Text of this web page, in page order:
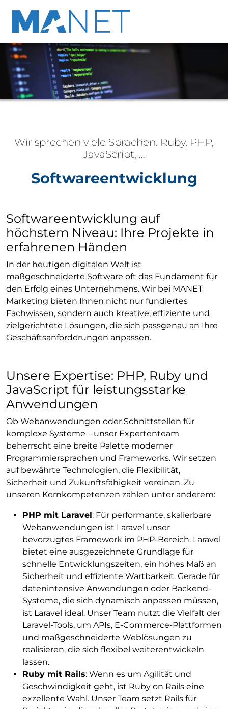
Bildslider, der automatisch bzw. durch Klick auf links/
Wir sprechen viele Sprachen: Ruby, PHP,
JavaScript, …
Softwareentwicklung
Softwareentwicklung auf
höchstem Niveau: Ihre Projekte in
erfahrenen Händen
In der heutigen digitalen Welt ist
maßgeschneiderte Software oft das Fundament für
den Erfolg eines Unternehmens. Wir bei MANET
Marketing bieten Ihnen nicht nur fundiertes
Fachwissen, sondern auch kreative, effiziente und
zielgerichtete Lösungen, die sich passgenau an Ihre
Geschäftsanforderungen anpassen.
Unsere Expertise: PHP, Ruby und
JavaScript für leistungsstarke
Anwendungen
Ob Webanwendungen oder Schnittstellen für
komplexe Systeme – unser Expertenteam
beherrscht eine breite Palette moderner
Programmiersprachen und Frameworks. Wir setzen
auf bewährte Technologien, die Flexibilität,
Sicherheit und Zukunftsfähigkeit vereinen. Zu
unseren Kernkompetenzen zählen unter anderem:
PHP mit Laravel: Für performante, skalierbare
Webanwendungen ist Laravel unser
bevorzugtes Framework im PHP-Bereich. Laravel
bietet eine ausgezeichnete Grundlage für
schnelle Entwicklungszeiten, ein hohes Maß an
Sicherheit und effiziente Wartbarkeit. Gerade für
datenintensive Anwendungen oder Backend-
Systeme, die sich dynamisch anpassen müssen,
ist Laravel ideal. Unser Team nutzt die Vielfalt der
Laravel-Tools, um APIs, E-Commerce-Plattformen
und maßgeschneiderte Weblösungen zu
realisieren, die sich flexibel weiterentwickeln
lassen.
Ruby mit Rails: Wenn es um Agilität und
Geschwindigkeit geht, ist Ruby on Rails eine
exzellente Wahl. Unser Team setzt Rails für